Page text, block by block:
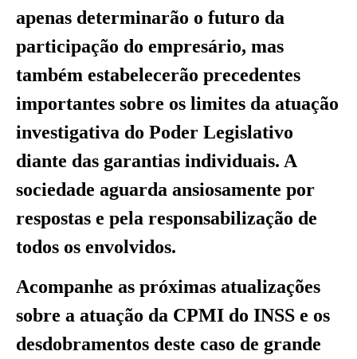
apenas determinarão o futuro da
participação do empresário, mas
também estabelecerão precedentes
importantes sobre os limites da atuação
investigativa do Poder Legislativo
diante das garantias individuais. A
sociedade aguarda ansiosamente por
respostas e pela responsabilização de
todos os envolvidos.
Acompanhe as próximas atualizações
sobre a atuação da CPMI do INSS e os
desdobramentos deste caso de grande